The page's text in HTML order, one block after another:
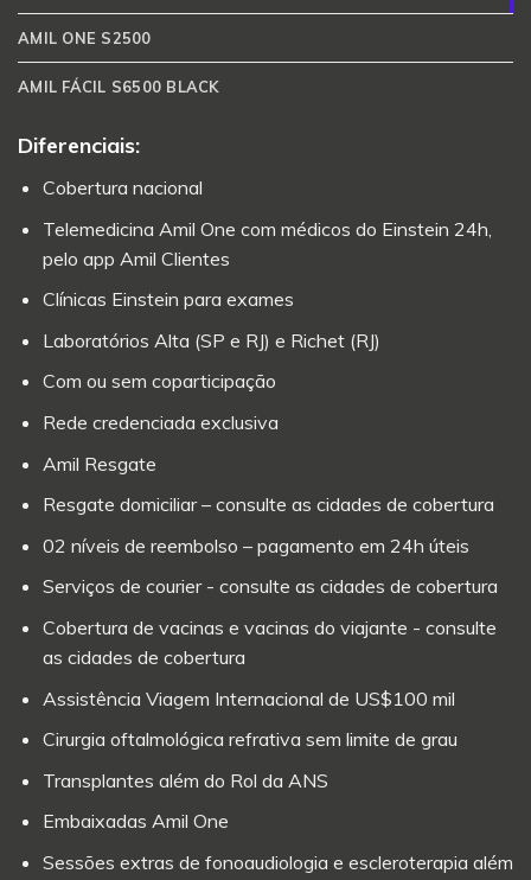
AMIL ONE S2500
AMIL FÁCIL S6500 BLACK
Diferenciais:
Cobertura nacional
Telemedicina Amil One com médicos do Einstein 24h,
pelo app Amil Clientes
Clínicas Einstein para exames
Laboratórios Alta (SP e RJ) e Richet (RJ)
Com ou sem coparticipação
Rede credenciada exclusiva
Amil Resgate
Resgate domiciliar – consulte as cidades de cobertura
02 níveis de reembolso – pagamento em 24h úteis
Serviços de courier - consulte as cidades de cobertura
Cobertura de vacinas e vacinas do viajante - consulte
as cidades de cobertura
Assistência Viagem Internacional de US$100 mil
Cirurgia oftalmológica refrativa sem limite de grau
Transplantes além do Rol da ANS
Embaixadas Amil One
Sessões extras de fonoaudiologia e escleroterapia além